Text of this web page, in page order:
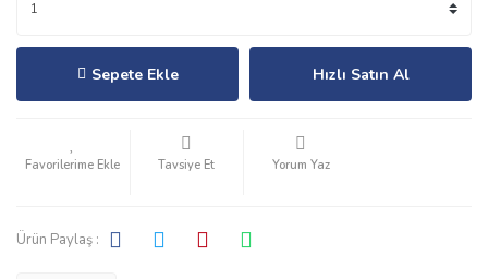
Sepete Ekle Hızlı Satın Al
Tavsiye Et Yorum Yaz
Ürün Paylaş :